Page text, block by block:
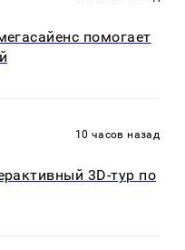
помогает
10 часов назад
3D-тур по